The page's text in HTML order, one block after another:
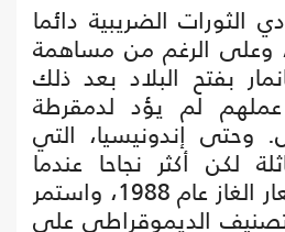
الثورات الضريبية دائما
وعلى الرغم من مساهمة
بفتح البلاد بعد ذلك
لم يؤد لدمقرطة
وحتى إندونيسيا، التي
لكن أكثر نجاحا عندما
رفعت الحكومة أسعار الغاز عام 1988، واستمر
الديموقراطي على